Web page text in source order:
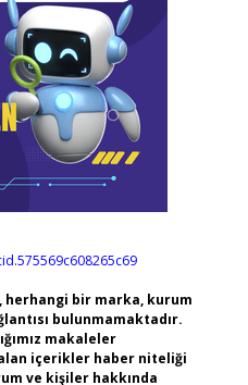
bir marka, kurum
bulunmamaktadır.
makaleler
içerikler haber niteliği
ve kişiler hakkında